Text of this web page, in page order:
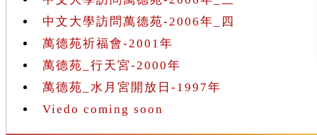
中文大學訪問萬德苑-2006年_四
萬德苑祈福會-2001年
萬德苑_行天宮-2000年
萬德苑_水月宮開放日-1997年
Viedo coming soon